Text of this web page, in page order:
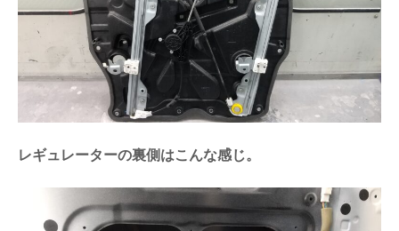
レギュレーターの裏側はこんな感じ。